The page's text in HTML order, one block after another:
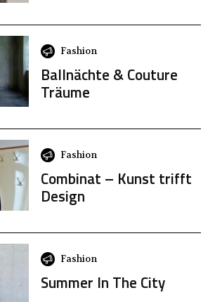
Fashion
Ballnächte & Couture
Träume
Fashion
Combinat – Kunst trifft
Design
Fashion
Summer In The City